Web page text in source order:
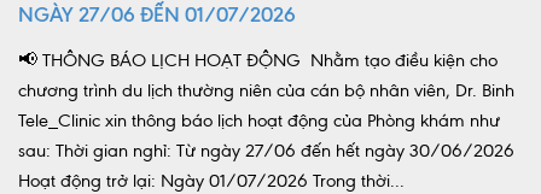
NGÀY 27/06 ĐẾN 01/07/2026
📢 THÔNG BÁO LỊCH HOẠT ĐỘNG Nhằm tạo điều kiện cho
chương trình du lịch thường niên của cán bộ nhân viên, Dr. Binh
Tele_Clinic xin thông báo lịch hoạt động của Phòng khám như
sau: Thời gian nghỉ: Từ ngày 27/06 đến hết ngày 30/06/2026
Hoạt động trở lại: Ngày 01/07/2026 Trong thời...